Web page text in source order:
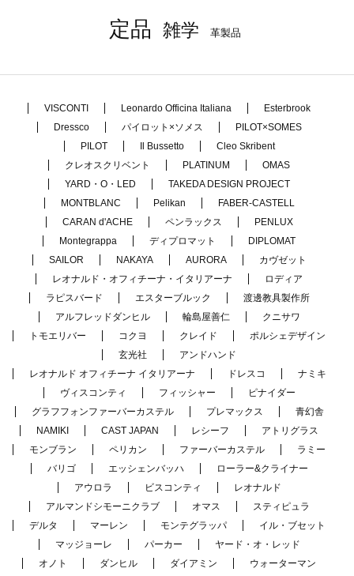
定品
雑学 革製品
VISCONTI Leonardo Officina Italiana
Esterbrook
Dressco
パイロット×ソメス
PILOT×SOMES
PILOT
Il Bussetto
Cleo Skribent
クレオスクリベント
PLATINUM
OMAS
YARD・O・LED
TAKEDA DESIGN PROJECT
MONTBLANC
Pelikan
FABER-CASTELL
CARAN d'ACHE
ペンラックス
PENLUX
Montegrappa
ディプロマット
DIPLOMAT
SAILOR
NAKAYA AURORA
カヴゼット
レオナルド・オフィチーナ・イタリアーナ
ロディア
ラピスバード
エスターブルック
渡邊教具製作所
アルフレッドダンヒル
輪島屋善仁
クニサワ
トモエリバー
コクヨ クレイド
ポルシェデザイン
玄光社
アンドハンド
レオナルド オフィチーナ イタリアーナ
ドレスコ
ナミキ
ヴィスコンティ
フィッシャー
ピナイダー
グラフフォンファーバーカステル
プレマックス
青幻舎
NAMIKI
CAST JAPAN レシーフ
アトリグラス
モンブラン
ペリカン ファーバーカステル
ラミー
バリゴ
エッシェンバッハ
ローラー&クライナー
アウロラ
ビスコンティ
レオナルド
アルマンドシモーニクラブ
オマス
スティピュラ
デルタ
マーレン モンテグラッパ
イル・ブセット
マッジョーレ
パーカー
ヤード・オ・レッド
オノト
ダンヒル ダイアミン
ウォーターマン